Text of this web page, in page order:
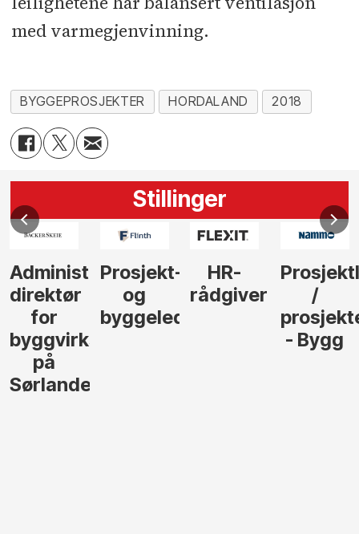
med varmegjenvinning.
BYGGEPROSJEKTER HORDALAND 2018
Stillinger
Administrerende
direktør
for
byggvirksomhet
på
Sørlandet
Prosjekt-
og
byggeleder
HR-
rådgiver
/
- Bygg